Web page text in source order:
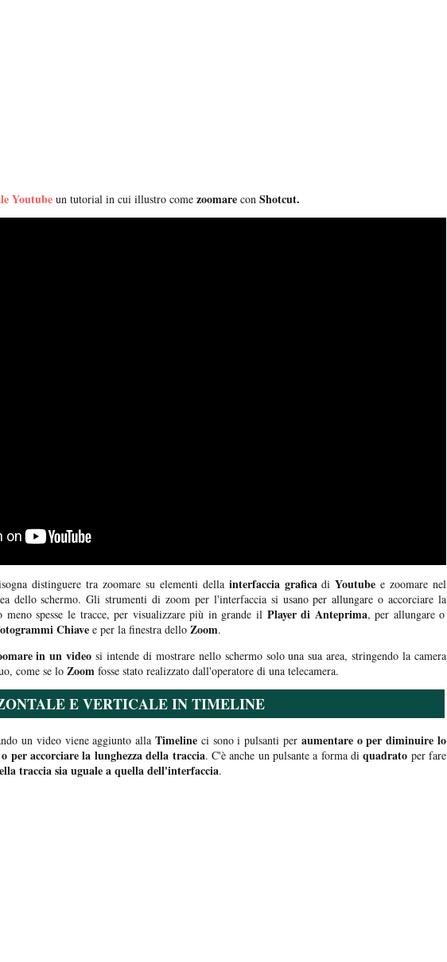
Youtube un tutorial in cui illustro come zoomare con Shotcut.
distinguere tra zoomare su elementi dellainterfaccia graficadiYoutube e zoomare nel
dello schermo. Gli strumenti di zoom per l'interfaccia si usano per allungare o accorciare la
spesse le tracce, per visualizzare più in grande il Player di Anteprima, per allungare o
Chiave e per la finestra dello Zoom.
in un video si intende di mostrare nello schermo solo una sua area, stringendo la camera
come se lo Zoom fosse stato realizzato dall'operatore di una telecamera.
E VERTICALE IN TIMELINE
un video viene aggiunto alla Timeline ci sono i pulsanti per aumentare o per diminuire lo
per accorciare la lunghezza della traccia. C'è anche un pulsante a forma diquadrato per fare
traccia sia uguale a quella dell'interfaccia.